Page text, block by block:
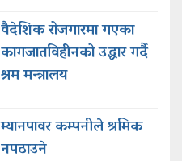
वैदेशिक रोजगारमा गएका
कागजातविहीनको उद्धार गर्दै
श्रम मन्त्रालय
म्यानपावर कम्पनीले श्रमिक
नपठाउने